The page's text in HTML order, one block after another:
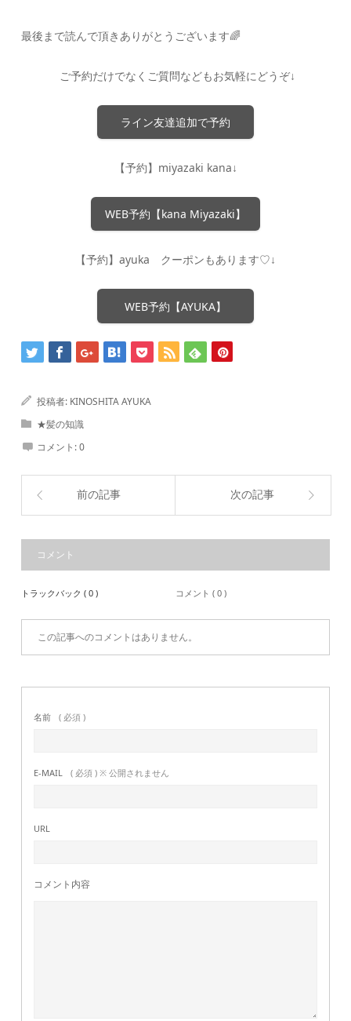
最後まで読んで頂きありがとうございます🌈
ご予約だけでなくご質問などもお気軽にどうぞ↓
ライン友達追加で予約
【予約】miyazaki kana↓
WEB予約【kana Miyazaki】
【予約】ayuka クーポンもあります♡↓
WEB予約【AYUKA】
投稿者: KINOSHITA AYUKA
★髪の知識
コメント:0
前の記事 次の記事
コメント
トラックバック ( 0 ) コメント ( 0 )
この記事へのコメントはありません。
名前 ( 必須 )
E-MAIL ( 必須 ) ※ 公開されません
URL
コメント内容